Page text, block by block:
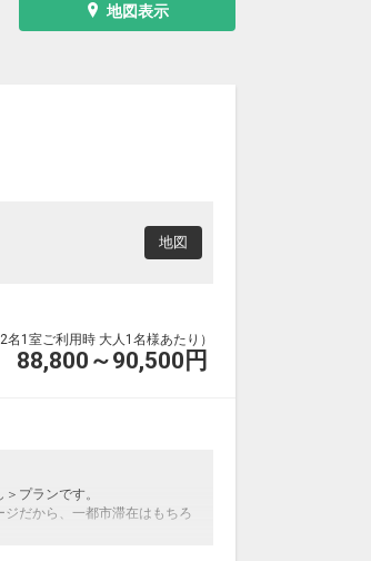
地図表示
地図
名1室ご利用時 大人1名様あたり）
88,800～90,500 円
プランです。
だから、一都市滞在はもちろ